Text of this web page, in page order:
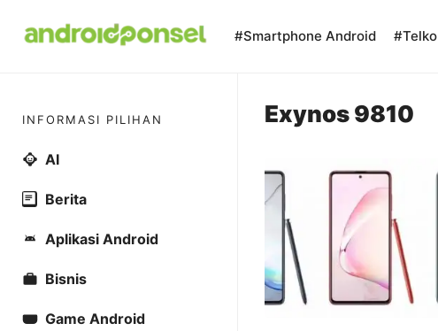
#Smartphone Android #Telko
Exynos 9810
INFORMASI PILIHAN
AI
Berita
Aplikasi Android
Bisnis
Game Android